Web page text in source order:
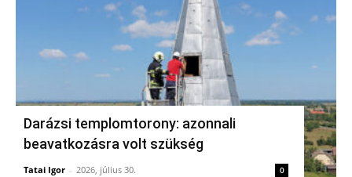
Darázsi templomtorony: azonnali
beavatkozásra volt szükség
Tatai Igor - 2026, július 30. 0